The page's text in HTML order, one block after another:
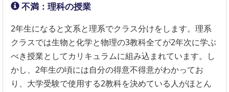
不満：理科の授業
2年生になると文系と理系でクラス分けをします。理系
クラスでは生物と化学と物理の3教科全てが2年次に学ぶ
べき授業としてカリキュラムに組み込まれています。し
かし、2年生の頃には自分の得意不得意がわかってお
り、大学受験で使用する2教科を決めている人がほとん